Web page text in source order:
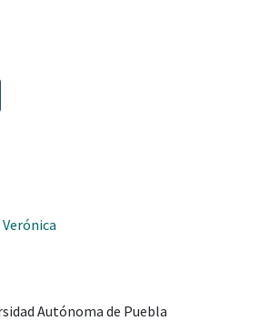
Autónoma de Puebla